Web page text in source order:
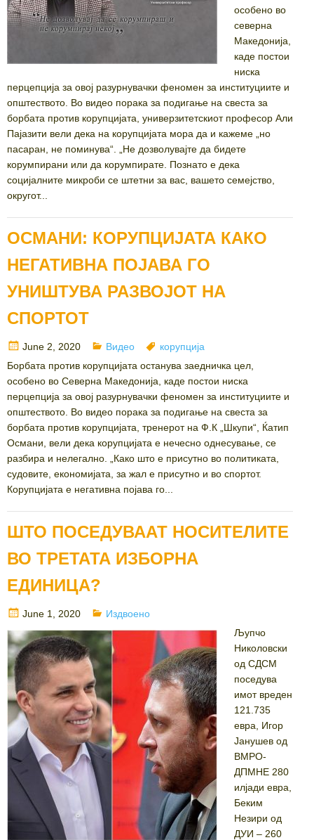
особено во
северна
Македонија,
каде постои
ниска
перцепција за овој разурнувачки феномен за институциите и
општеството. Во видео порака за подигање на свеста за
борбата против корупцијата, универзитетскиот професор Али
Пајазити вели дека на корупцијата мора да и кажеме „но
пасаран, не поминува“. „Не дозволувајте да бидете
корумпирани или да корумпирате. Познато е дека
социјалните микроби се штетни за вас, вашето семејство,
округот...
ОСМАНИ: КОРУПЦИЈАТА КАКО
НЕГАТИВНА ПОЈАВА ГО
УНИШТУВА РАЗВОЈОТ НА
СПОРТОТ
Posted
on
June 2, 2020 Categories
Видео Tags
корупција
Борбата против корупцијата останува заедничка цел,
особено во Северна Македонија, каде постои ниска
перцепција за овој разурнувачки феномен за институциите и
општеството. Во видео порака за подигање на свеста за
борбата против корупцијата, тренерот на Ф.К „Шкупи“, Ќатип
Османи, вели дека корупцијата е нечесно однесување, се
разбира и нелегално. „Како што е присутно во политиката,
судовите, економијата, за жал е присутно и во спортот.
Корупцијата е негативна појава го...
ШТО ПОСЕДУВААТ НОСИТЕЛИТЕ
ВО ТРЕТАТА ИЗБОРНА
ЕДИНИЦА?
Posted
on
June 1, 2020 Categories
Издвоено
Љупчо
Николовски
од СДСМ
поседува
имот вреден
121.735
евра, Игор
Јанушев од
ВМРО-
ДПМНЕ 280
илјади евра,
Беким
Незири од
ДУИ – 260